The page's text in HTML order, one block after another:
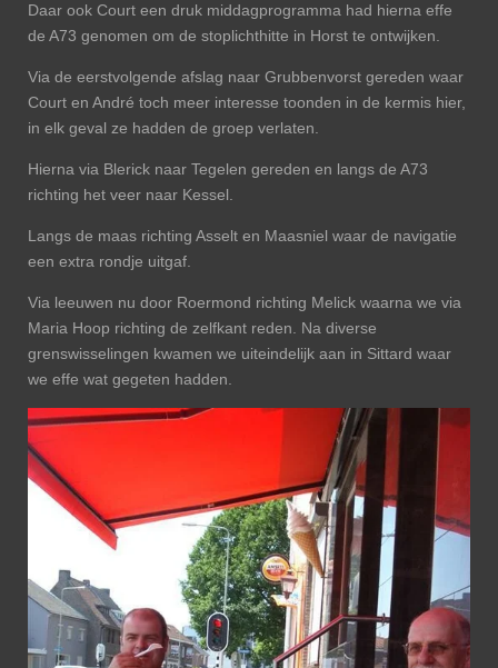
Daar ook Court een druk middagprogramma had hierna effe
de A73 genomen om de stoplichthitte in Horst te ontwijken.
Via de eerstvolgende afslag naar Grubbenvorst gereden waar
Court en André toch meer interesse toonden in de kermis hier,
in elk geval ze hadden de groep verlaten.
Hierna via Blerick naar Tegelen gereden en langs de A73
richting het veer naar Kessel.
Langs de maas richting Asselt en Maasniel waar de navigatie
een extra rondje uitgaf.
Via leeuwen nu door Roermond richting Melick waarna we via
Maria Hoop richting de zelfkant reden. Na diverse
grenswisselingen kwamen we uiteindelijk aan in Sittard waar
we effe wat gegeten hadden.